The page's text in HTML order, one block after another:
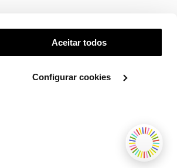
Aceitar todos
Configurar cookies